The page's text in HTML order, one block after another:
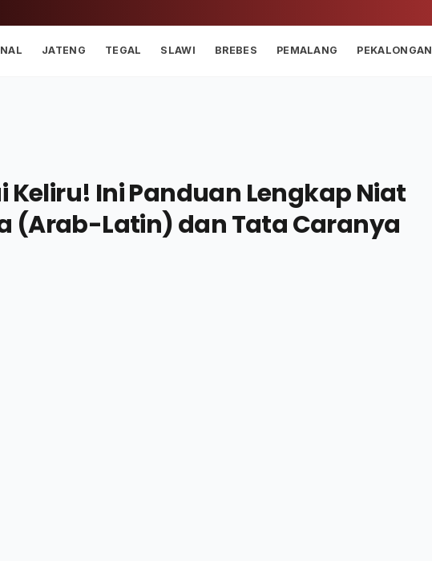
JATENG TEGAL SLAWI BREBES PEMALANG PEKALONGAN
Ini Panduan Lengkap Niat
(Arab-Latin) dan Tata Caranya